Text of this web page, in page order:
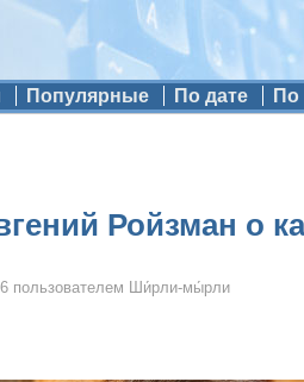
Популярные По дате По
Ройзман о
пользователем Ши́рли-мы́рли